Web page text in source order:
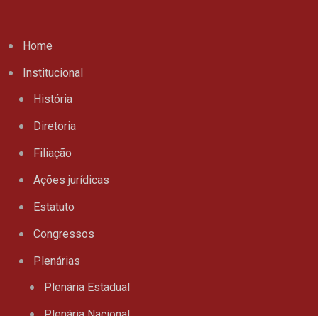
Home
Institucional
História
Diretoria
Filiação
Ações jurídicas
Estatuto
Congressos
Plenárias
Plenária Estadual